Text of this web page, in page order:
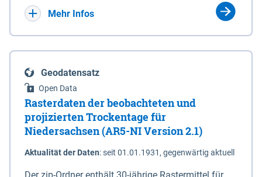
die Deichbehörde durch Verordnung ausspricht.
laufenden Monitoringjahr.
Mehr Infos
Geodatensatz
Open Data
Rasterdaten der beobachteten und
projizierten Trockentage für
Niedersachsen (AR5-NI Version 2.1)
Aktualität der Daten:seit 01.01.1931, gegenwärtig aktuell